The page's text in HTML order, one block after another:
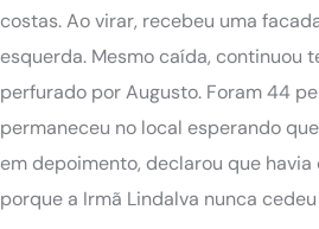
costas. Ao virar, recebeu uma
esquerda. Mesmo caída, continuou
perfurado por Augusto. Foram 44
permaneceu no local esperando
em depoimento, declarou que
porque a Irmã Lindalva nunca